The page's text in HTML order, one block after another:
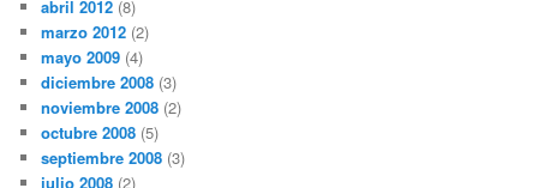
abril 2012 (8)
marzo 2012 (2)
mayo 2009 (4)
diciembre 2008 (3)
noviembre 2008 (2)
octubre 2008 (5)
septiembre 2008 (3)
julio 2008 (2)